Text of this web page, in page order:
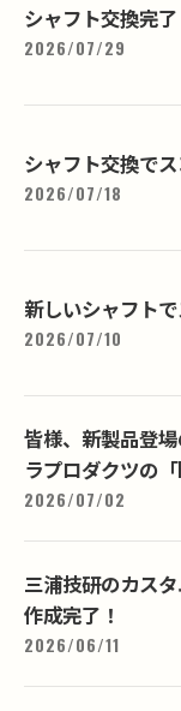
シャフト交換完
2026/07/29
シャフト交換で
2026/07/18
新しいシャフト
2026/07/10
皆様、新製品登
ラプロダクツの「
2026/07/02
三浦技研のカスタ
作成完了！
2026/06/11